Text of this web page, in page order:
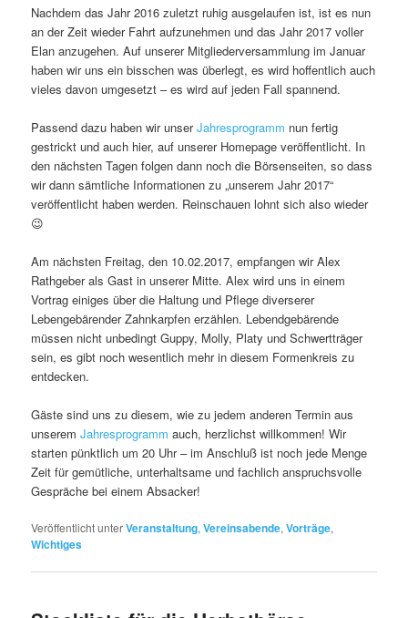
Nachdem das Jahr 2016 zuletzt ruhig ausgelaufen ist, ist es nun
an der Zeit wieder Fahrt aufzunehmen und das Jahr 2017 voller
Elan anzugehen. Auf unserer Mitgliederversammlung im Januar
haben wir uns ein bisschen was überlegt, es wird hoffentlich auch
vieles davon umgesetzt – es wird auf jeden Fall spannend.
Passend dazu haben wir unserJahresprogramm nun fertig
gestrickt und auch hier, auf unserer Homepage veröffentlicht. In
den nächsten Tagen folgen dann noch die Börsenseiten, so dass
wir dann sämtliche Informationen zu „unserem Jahr 2017“
veröffentlicht haben werden. Reinschauen lohnt sich also wieder
😉
Am nächsten Freitag, den 10.02.2017, empfangen wir Alex
Rathgeber als Gast in unserer Mitte. Alex wird uns in einem
Vortrag einiges über die Haltung und Pflege diverserer
Lebengebärender Zahnkarpfen erzählen. Lebendgebärende
müssen nicht unbedingt Guppy, Molly, Platy und Schwertträger
sein, es gibt noch wesentlich mehr in diesem Formenkreis zu
entdecken.
Gäste sind uns zu diesem, wie zu jedem anderen Termin aus
unseremJahresprogrammauch, herzlichst willkommen! Wir
starten pünktlich um 20 Uhr – im Anschluß ist noch jede Menge
Zeit für gemütliche, unterhaltsame und fachlich anspruchsvolle
Gespräche bei einem Absacker!
Veröffentlicht unterVeranstaltung,Vereinsabende,Vorträge,
Wichtiges